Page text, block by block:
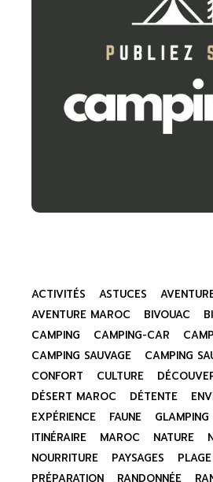
ACTIVITÉS ASTUCES
AVENTURE MAROC
BIVOUAC
CAMPING
CAMPING-CAR
CAMPING SAUVAGE
CAMPING
CONFORT
CULTURE
DÉSERT MAROC
DÉTENTE
EXPÉRIENCE
FAUNE GLAMPING
ITINÉRAIRE
MAROC NATURE
NOURRITURE
PAYSAGES PLAGE
PRÉPARATION
RANDONNÉE